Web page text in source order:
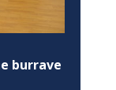
burrave